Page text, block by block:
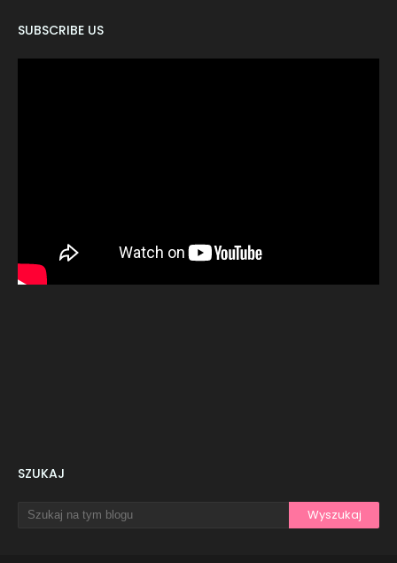
SUBSCRIBE US
SZUKAJ